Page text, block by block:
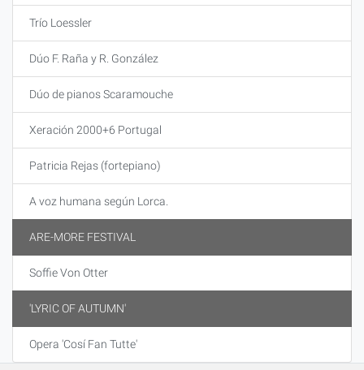
Trío Loessler
Dúo F. Raña y R. González
Dúo de pianos Scaramouche
Xeración 2000+6 Portugal
Patricia Rejas (fortepiano)
A voz humana según Lorca.
ARE-MORE FESTIVAL
Soffie Von Otter
'LYRIC OF AUTUMN'
Opera 'Cosí Fan Tutte'